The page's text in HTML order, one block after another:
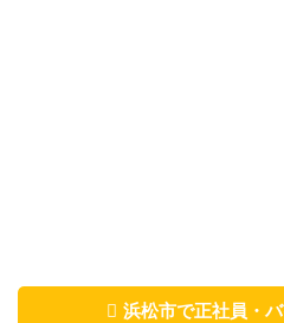
浜松市で正社員・